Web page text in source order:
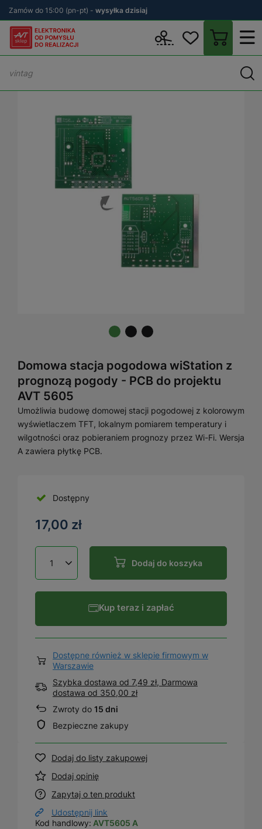
Zamów do 15:00 (pn-pt) - wysyłka dzisiaj
PCB -
Domowa stacja pogodowa wiStation z
prognozą pogody - PCB do projektu
AVT 5605
Umożliwia budowę domowej stacji pogodowej z kolorowym
wyświetlaczem TFT, lokalnym pomiarem temperatury i
wilgotności oraz pobieraniem prognozy przez Wi-Fi. Wersja
A zawiera płytkę PCB.
Dostępny
17,00 zł
Dodaj do koszyka
Kup teraz i zapłać
Dostępne również w sklepie firmowym w
Warszawie
Szybka dostawa od 7,49 zł, Darmowa
dostawa od 350,00 zł
Zwroty do 15 dni
Bezpieczne zakupy
Dodaj do listy zakupowej
Dodaj opinię
Zapytaj o ten produkt
Udostępnij link
Kod handlowy: AVT5605 A